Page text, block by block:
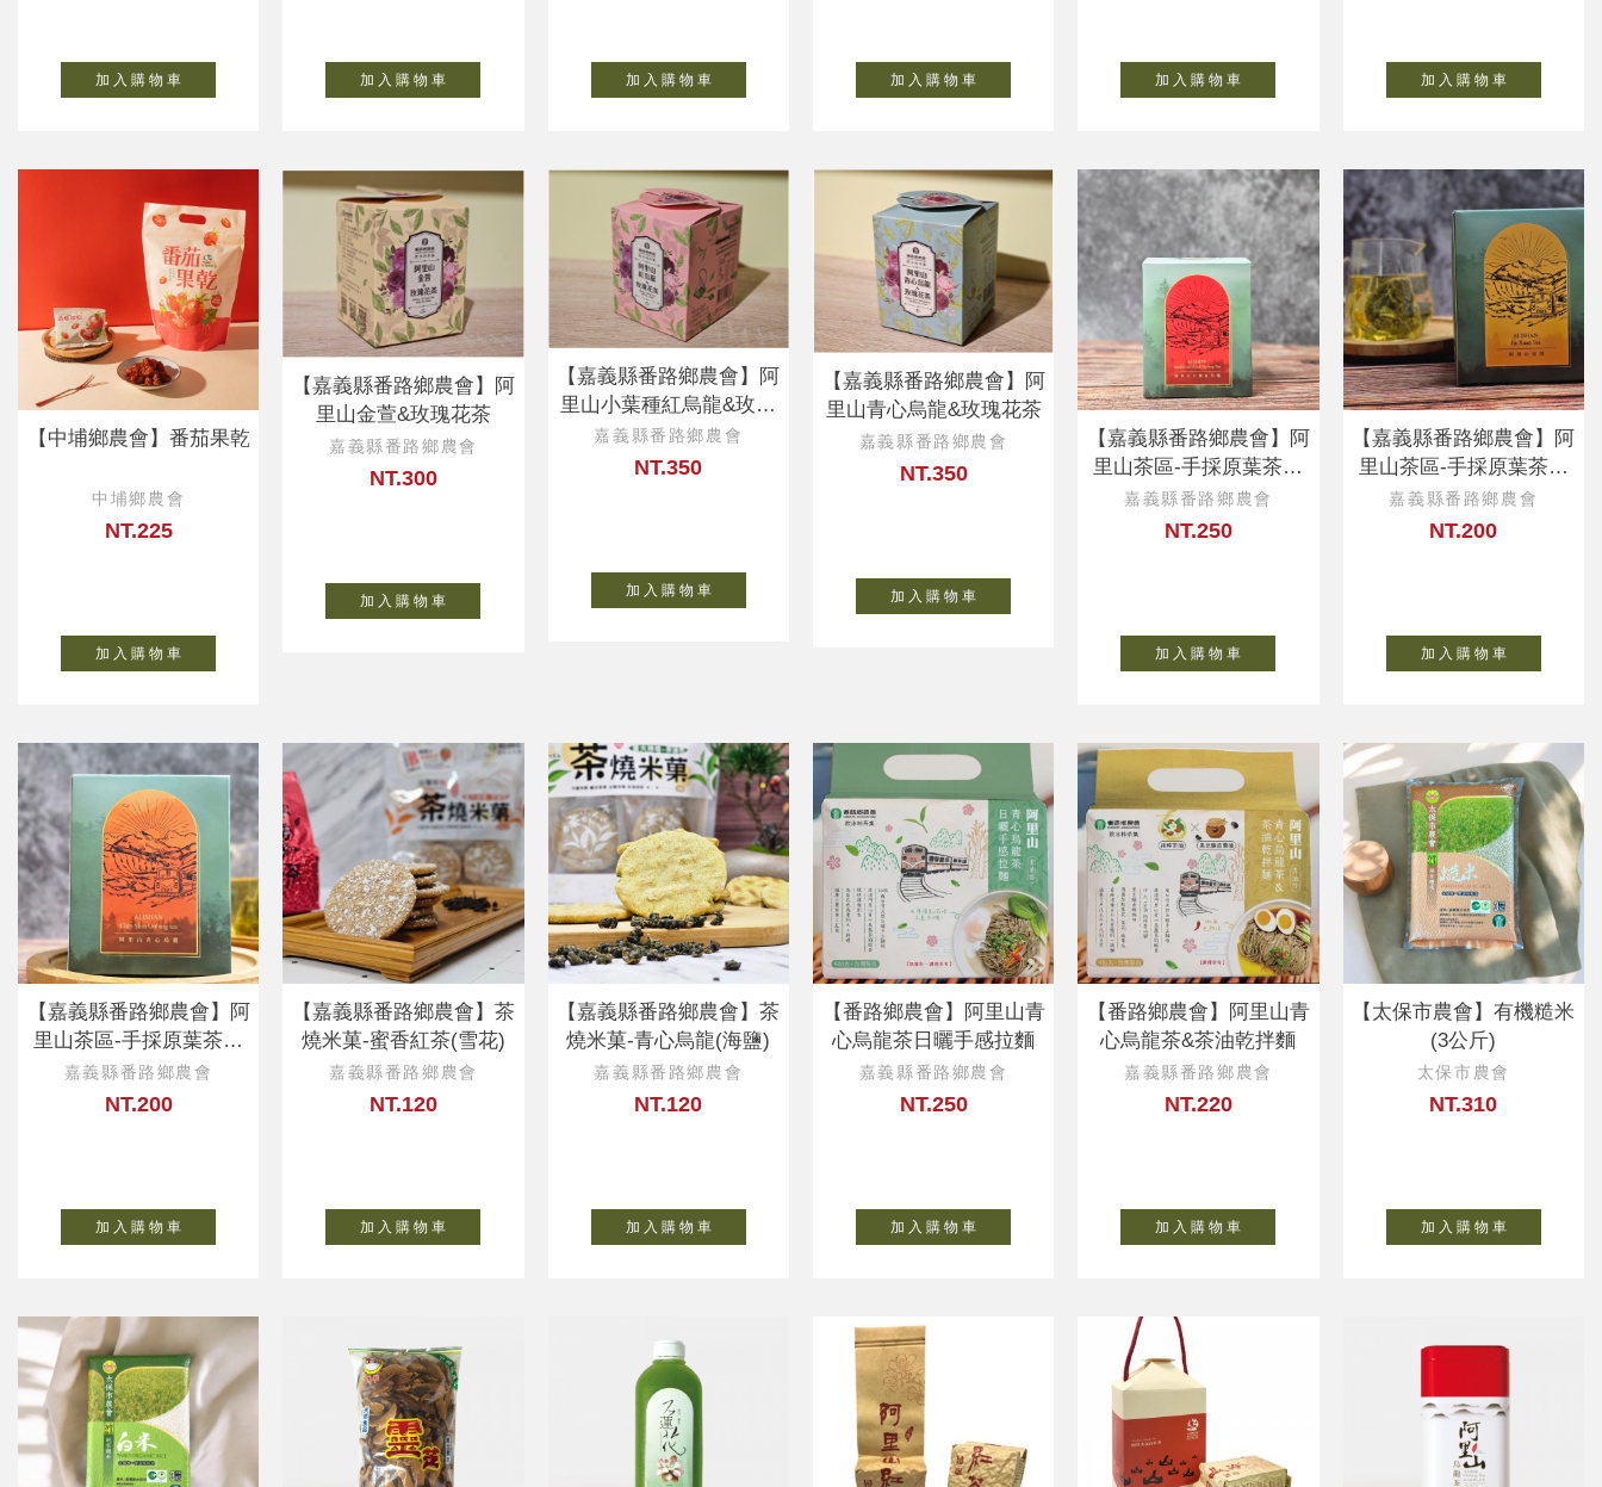
加 入 購 物 車 加 入 購 物 車 加 入 購 物 車 加 入 購 物 車 加 入 購 物 車 加 入 購 物 車
【中埔鄉農會】番茄果乾
中埔鄉農會
NT.225
加 入 購 物 車
【嘉義縣番路鄉農會】阿
里山金萱&玫瑰花茶
嘉義縣番路鄉農會
NT.300
加 入 購 物 車
【嘉義縣番路鄉農會】阿
里山小葉種紅烏龍&玫瑰
花茶
嘉義縣番路鄉農會
NT.350
加 入 購 物 車
【嘉義縣番路鄉農會】阿
里山青心烏龍&玫瑰花茶
嘉義縣番路鄉農會
NT.350
加 入 購 物 車
【嘉義縣番路鄉農會】阿
里山茶區-手採原葉茶包
（紅烏龍）
嘉義縣番路鄉農會
NT.250
加 入 購 物 車
【嘉義縣番路鄉農會】阿
里山茶區-手採原葉茶包
（金萱）
嘉義縣番路鄉農會
NT.200
加 入 購 物 車
【嘉義縣番路鄉農會】阿
里山茶區-手採原葉茶包
（烏龍）
嘉義縣番路鄉農會
NT.200
加 入 購 物 車
【嘉義縣番路鄉農會】茶
燒米菓-蜜香紅茶(雪花)
嘉義縣番路鄉農會
NT.120
加 入 購 物 車
【嘉義縣番路鄉農會】茶
燒米菓-青心烏龍(海鹽)
嘉義縣番路鄉農會
NT.120
加 入 購 物 車
【番路鄉農會】阿里山青
心烏龍茶日曬手感拉麵
嘉義縣番路鄉農會
NT.250
加 入 購 物 車
【番路鄉農會】阿里山青
心烏龍茶&茶油乾拌麵
嘉義縣番路鄉農會
NT.220
加 入 購 物 車
【太保市農會】有機糙米
(3公斤)
太保市農會
NT.310
加 入 購 物 車